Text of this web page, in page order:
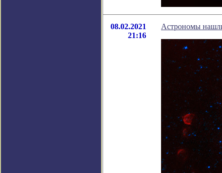
08.02.2021
21:16
Астрономы